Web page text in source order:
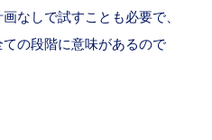
なしで試すことも必要で、
の段階に意味があるので